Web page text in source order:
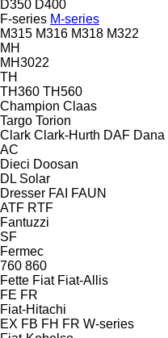
D350 D400
F-series M-series
M315 M316 M318 M322
MH
MH3022
TH
TH360 TH560
Champion Claas
Targo Torion
Clark Clark-Hurth DAF Dana
AC
Dieci Doosan
DL Solar
Dresser FAI FAUN
ATF RTF
Fantuzzi
SF
Fermec
760 860
Fette Fiat Fiat-Allis
FE FR
Fiat-Hitachi
EX FB FH FR W-series